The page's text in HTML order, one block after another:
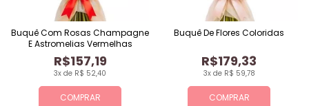
COMPRAR
3x de R$ 52,40
R$157,19
Buquê Com Rosas Champagne
E Astromelias Vermelhas
COMPRAR
3x de R$ 59,78
R$179,33
Buquê De Flores Coloridas